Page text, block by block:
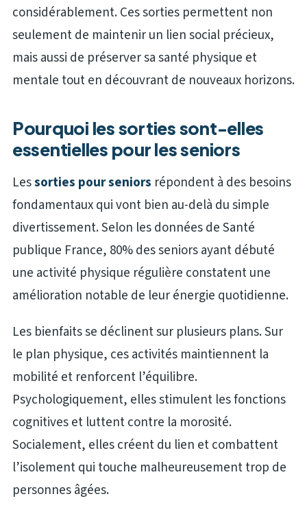
considérablement. Ces sorties permettent non
seulement de maintenir un lien social précieux,
mais aussi de préserver sa santé physique et
mentale tout en découvrant de nouveaux horizons.
Pourquoi les sorties sont-elles
essentielles pour les seniors
Lessorties pour seniors répondent à des besoins
fondamentaux qui vont bien au-delà du simple
divertissement. Selon les données de Santé
publique France, 80% des seniors ayant débuté
une activité physique régulière constatent une
amélioration notable de leur énergie quotidienne.
Les bienfaits se déclinent sur plusieurs plans. Sur
le plan physique, ces activités maintiennent la
mobilité et renforcent l’équilibre.
Psychologiquement, elles stimulent les fonctions
cognitives et luttent contre la morosité.
Socialement, elles créent du lien et combattent
l’isolement qui touche malheureusement trop de
personnes âgées.